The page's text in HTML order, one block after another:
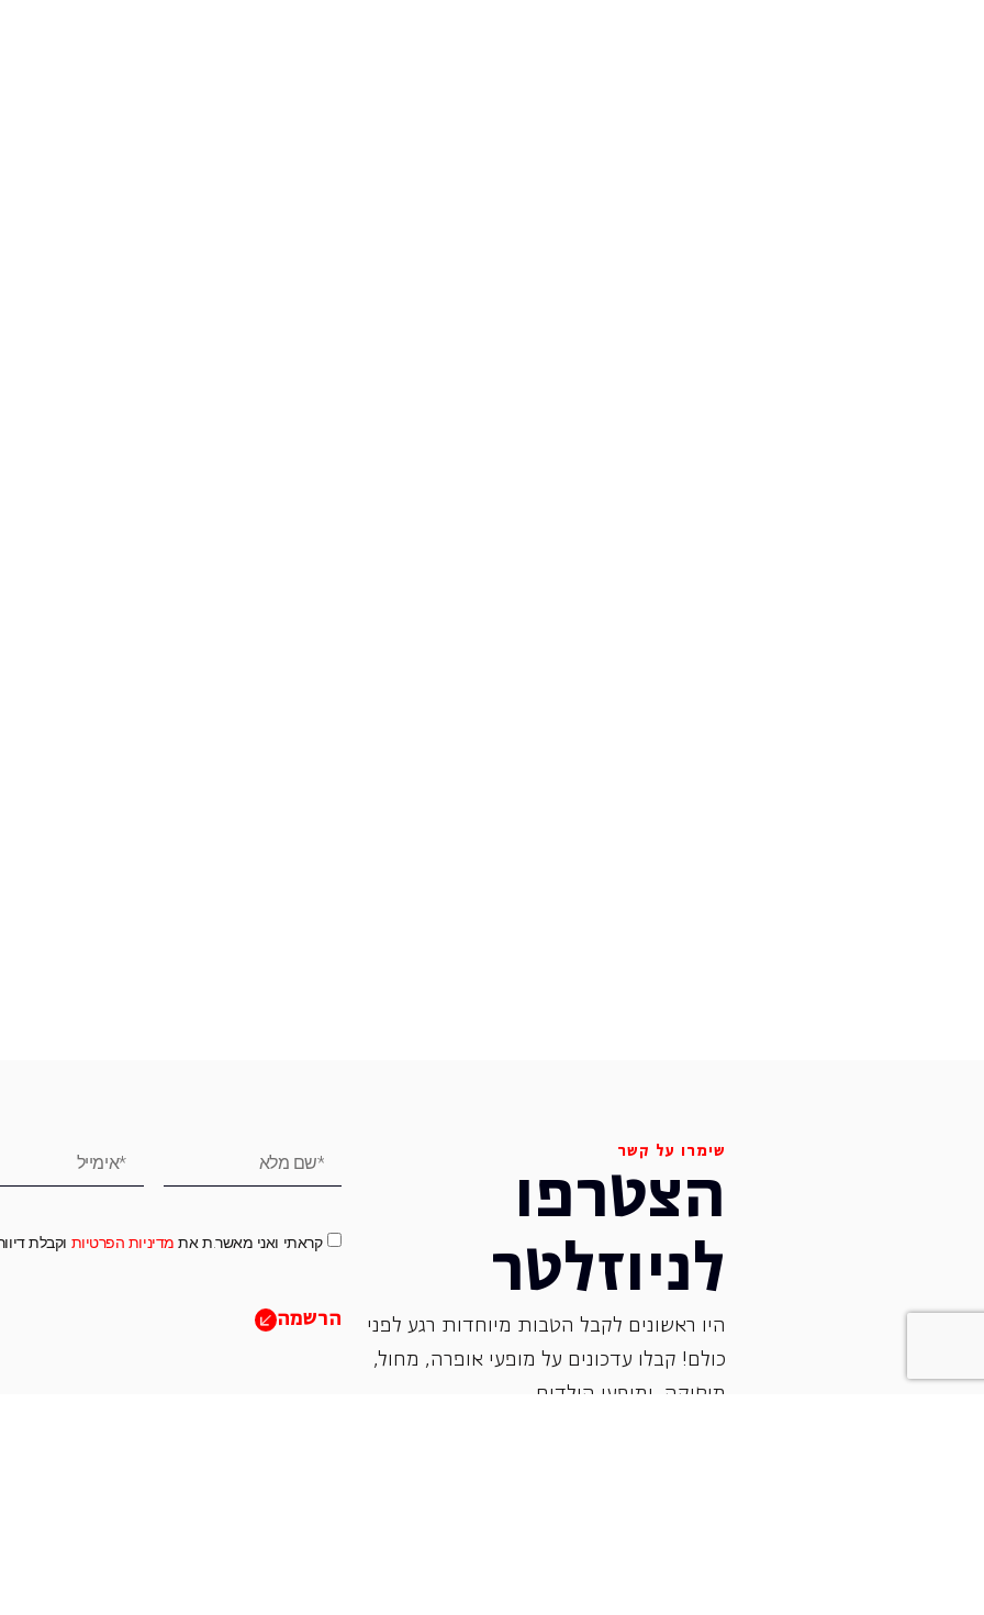
שימרו על קשר
הצטרפו
לניוזלטר
היו ראשונים לקבל הטבות מיוחדות רגע לפני
כולם! קבלו עדכונים על מופעי אופרה, ‏מחול,
‏מוסיקה, ומופעי הילדים.
קראתי ואני מאשר.ת את מדיניות הפרטיות וקבלת
הרשמה